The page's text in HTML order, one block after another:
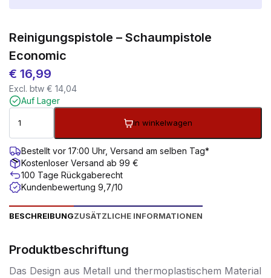
Reinigungspistole – Schaumpistole
Economic
€ 16,99
Excl. btw € 14,04
Auf Lager
In winkelwagen
Bestellt vor 17:00 Uhr, Versand am selben Tag*
Kostenloser Versand ab 99 €
100 Tage Rückgaberecht
Kundenbewertung 9,7/10
BESCHREIBUNGZUSÄTZLICHE INFORMATIONEN
Produktbeschriftung
Das Design aus Metall und thermoplastischem Material